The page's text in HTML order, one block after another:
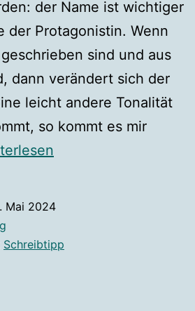
der Name ist wichtiger
der Protagonistin. Wenn
sind und aus
dann verändert sich der
leicht andere Tonalität
so kommt es mir
Mai 2024
Schreibtipp